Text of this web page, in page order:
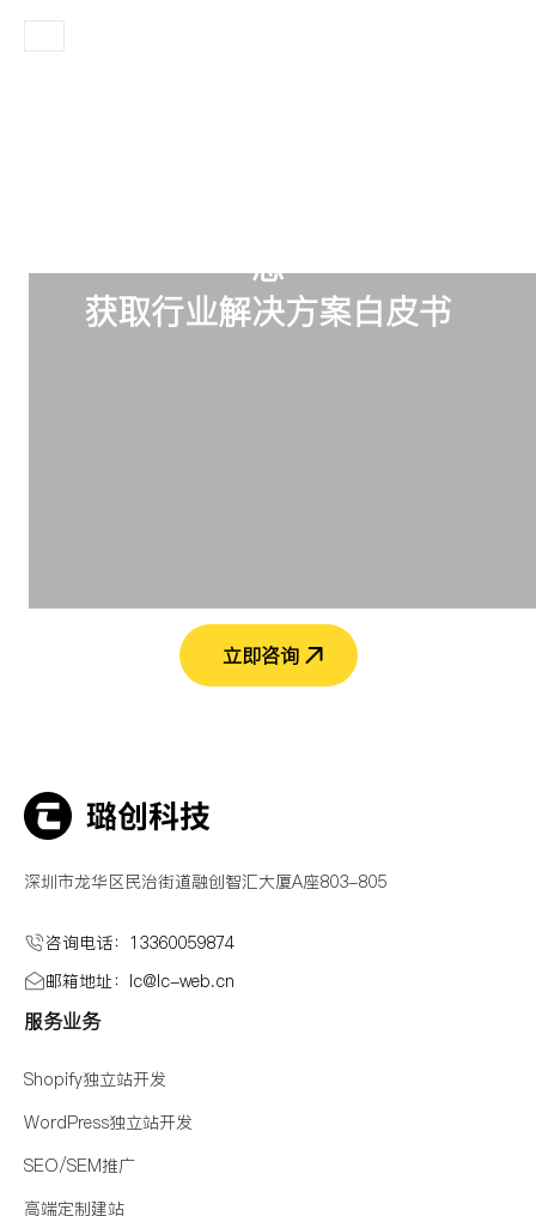
态
获取行业解决方案白皮书
立即咨询
深圳市龙华区民治街道融创智汇大厦A座803-805
咨询电话：13360059874
邮箱地址：lc@Ic-web.cn
服务业务
Shopify独立站开发
WordPress独立站开发
SEO/SEM推广
高端定制建站